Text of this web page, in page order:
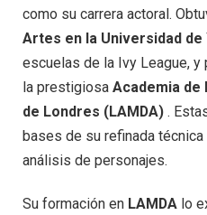
como su carrera actoral.
Artes en la Universidad de
escuelas de la Ivy League,
la prestigiosa Academia de
de Londres (LAMDA) .
bases de su refinada
análisis de personajes.
Su formación en LAMDA lo